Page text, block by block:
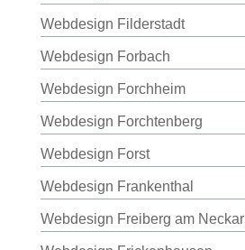
Webdesign Filderstadt
Webdesign Forbach
Webdesign Forchheim
Webdesign Forchtenberg
Webdesign Forst
Webdesign Frankenthal
Webdesign Freiberg am Neckar